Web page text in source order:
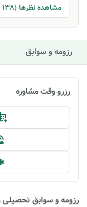
مشاهده نظرها (138 نظر)
رزومه و سوابق
رزرو وقت مشاوره
رزومه و سوابق تحصیلی